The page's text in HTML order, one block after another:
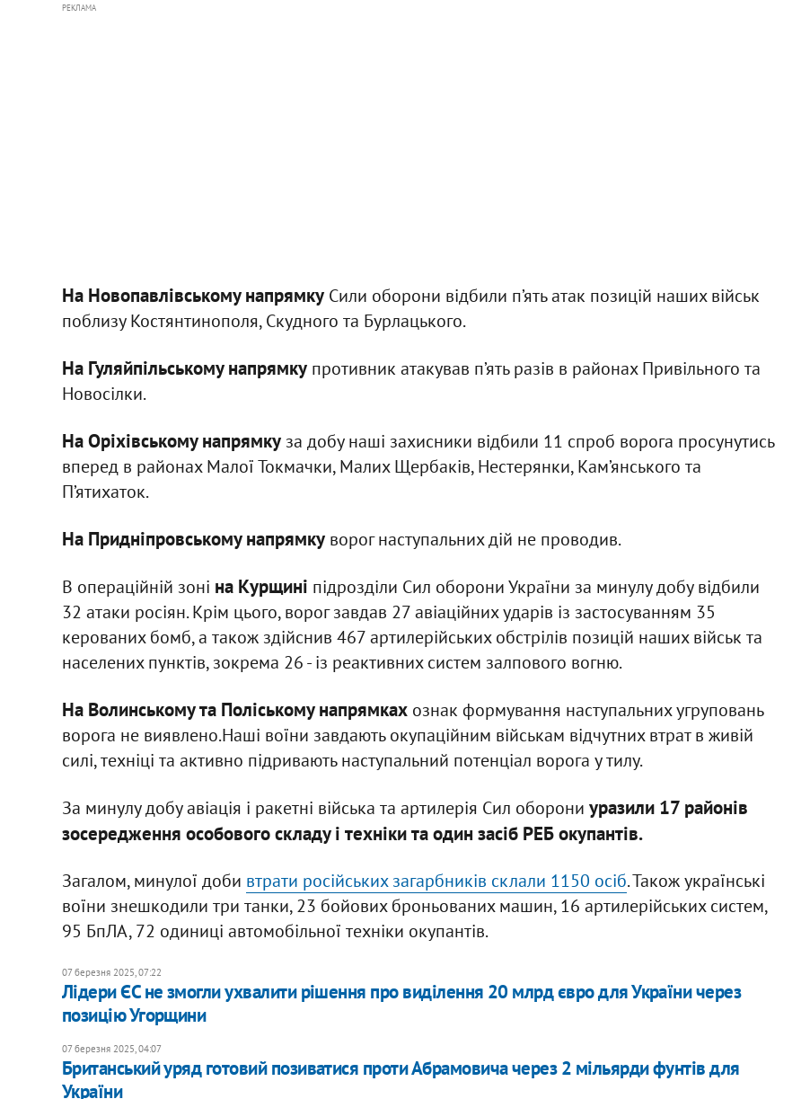
РЕКЛАМА
На Новопавлівському напрямкуСили оборони відбили п’ять атак позицій наших військ
поблизу Костянтинополя, Скудного та Бурлацького.
На Гуляйпільському напрямкупротивник атакував п’ять разів в районах Привільного та
Новосілки.
На Оріхівському напрямкуза добу наші захисники відбили 11 спроб ворога просунутись
вперед в районах Малої Токмачки, Малих Щербаків, Нестерянки, Кам’янського та
П’ятихаток.
На Придніпровському напрямкуворог наступальних дій не проводив.
В операційній зоні на Курщині підрозділи Сил оборони України за минулу добу відбили
32 атаки росіян. Крім цього, ворог завдав 27 авіаційних ударів із застосуванням 35
керованих бомб, а також здійснив 467 артилерійських обстрілів позицій наших військ та
населених пунктів, зокрема 26 - із реактивних систем залпового вогню.
На Волинському та Поліському напрямкахознак формування наступальних угруповань
ворога не виявлено.Наші воїни завдають окупаційним військам відчутних втрат в живій
силі, техніці та активно підривають наступальний потенціал ворога у тилу.
За минулу добу авіація і ракетні війська та артилерія Сил оборони уразили 17 районів
зосередження особового складу і техніки та один засіб РЕБ окупантів.
Загалом, минулої доби втрати російських загарбників склали 1150 осіб. Також українські
воїни знешкодили три танки, 23 бойових броньованих машин, 16 артилерійських систем,
95 БпЛА, 72 одиниці автомобільної техніки окупантів.
07 березня 2025, 07:22
Лідери ЄС не змогли ухвалити рішення про виділення 20 млрд євро для України через
позицію Угорщини
07 березня 2025, 04:07
Британський уряд готовий позиватися проти Абрамовича через 2 мільярди фунтів для
України